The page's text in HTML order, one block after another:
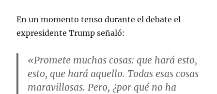
En un momento tenso durante el debate el
expresidente Trump señaló:
«Promete muchas cosas: que hará esto,
esto, que hará aquello. Todas esas cosas
maravillosas. Pero, ¿por qué no ha